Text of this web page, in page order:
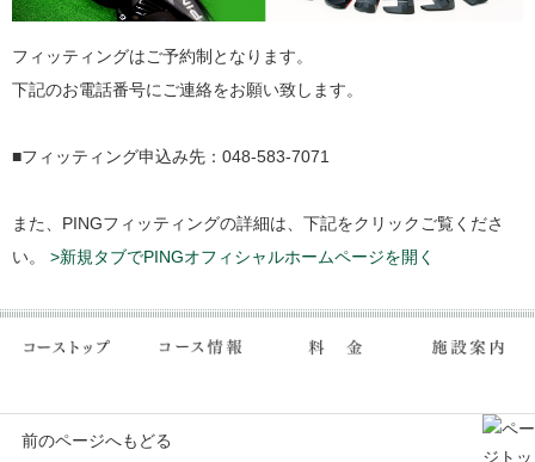
フィッティングはご予約制となります。
下記のお電話番号にご連絡をお願い致します。
■フィッティング申込み先：048-583-7071
また、PINGフィッティングの詳細は、下記をクリックご覧くださ
い。 >新規タブでPINGオフィシャルホームページを開く
前のページへもどる